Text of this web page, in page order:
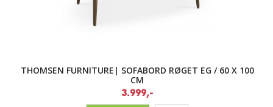
THOMSEN FURNITURE| SOFABORD RØGET EG / 60 X 100
CM
3.999,-